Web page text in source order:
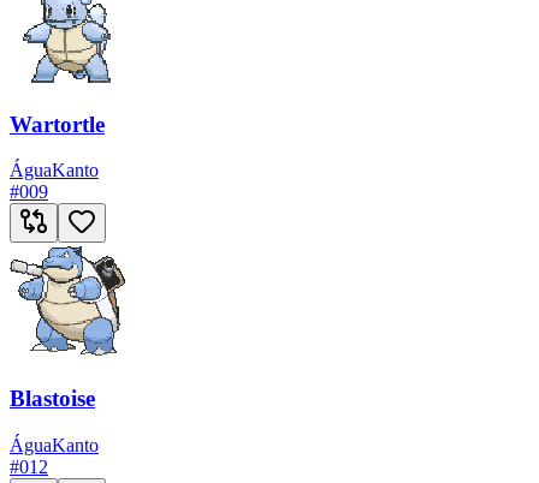
Wartortle
ÁguaKanto
#009
Blastoise
ÁguaKanto
#012